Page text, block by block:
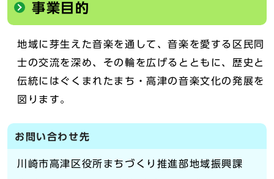
事業目的
地域に芽生えた音楽を通して、音楽を愛する区民同
士の交流を深め、その輪を広げるとともに、歴史と
伝統にはぐくまれたまち・高津の音楽文化の発展を
図ります。
お問い合わせ先
川崎市高津区役所まちづくり推進部地域振興課